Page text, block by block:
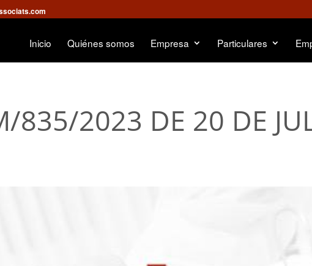
Inicio Quiénes somos Empresa Particulares
835/2023 DE 20 DE